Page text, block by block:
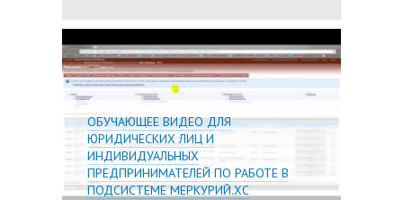
ОБУЧАЮЩЕЕ ВИДЕО ДЛЯ
ЮРИДИЧЕСКИХ ЛИЦ И
ИНДИВИДУАЛЬНЫХ
ПРЕДПРИНИМАТЕЛЕЙ ПО РАБОТЕ В
ПОДСИСТЕМЕ МЕРКУРИЙ.ХС